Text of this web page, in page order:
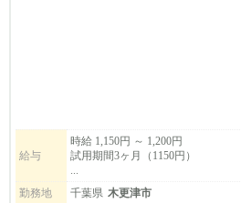
子どもたちの生活支援に興味のある方
給与
時給 1,150円 ～ 1,200円
試用期間3ヶ月（1150円）
...
勤務地
千葉県 木更津市